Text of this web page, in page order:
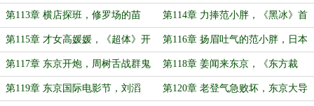
服，开服即大爆 一刻！
第113章 横店探班，修罗场的苗
头，《超体》选角
第114章 力捧范小胖，《黑冰》首
播
第115章 才女高媛媛，《超体》开
拍
第116章 扬眉吐气的范小胖，日本
人跳起来了
第117章 东京开炮，周树舌战群鬼 第118章 姜闻来东京，《东方裁
决》剧本
第119章 东京国际电影节，刘滔 第120章 老登气急败坏，东京大导